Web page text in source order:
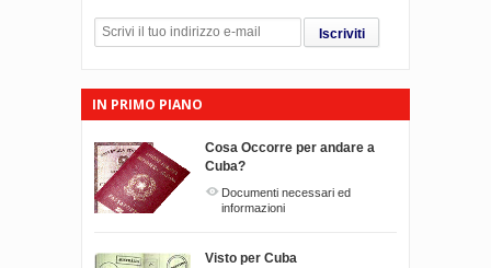
Iscriviti
IN PRIMO PIANO
Cosa Occorre per andare a
Cuba?
Documenti necessari ed
informazioni
Visto per Cuba